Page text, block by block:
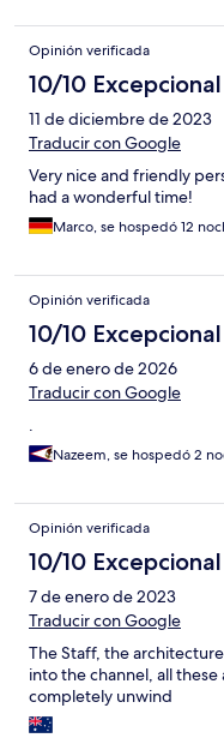
Opinión verificada
10/10 Excepcional
11 de diciembre de 2023
Traducir con Google
Very nice and friendly
had a wonderful time!
Marco, se hospedó 12
Opinión verificada
10/10 Excepcional
6 de enero de 2026
Traducir con Google
.
Nazeem, se hospedó 2
Opinión verificada
10/10 Excepcional
7 de enero de 2023
Traducir con Google
The Staff, the
into the channel, all
completely unwind